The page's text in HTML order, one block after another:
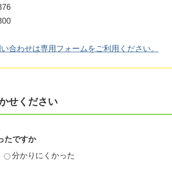
合わせは専用フォームをご利用ください。
せください
たですか
分かりにくかった